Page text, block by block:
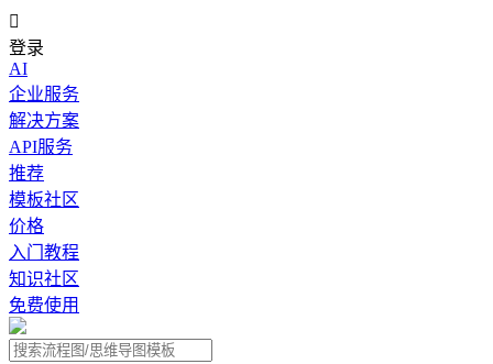

登录
AI
企业服务
解决方案
API服务
推荐
模板社区
价格
入门教程
知识社区
免费使用